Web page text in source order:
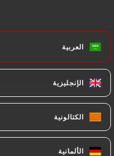
العربية
الإنجليزية
الكتالونية
الألمانية
العربية
الإنجليزية
الكتالونية
الألمانية